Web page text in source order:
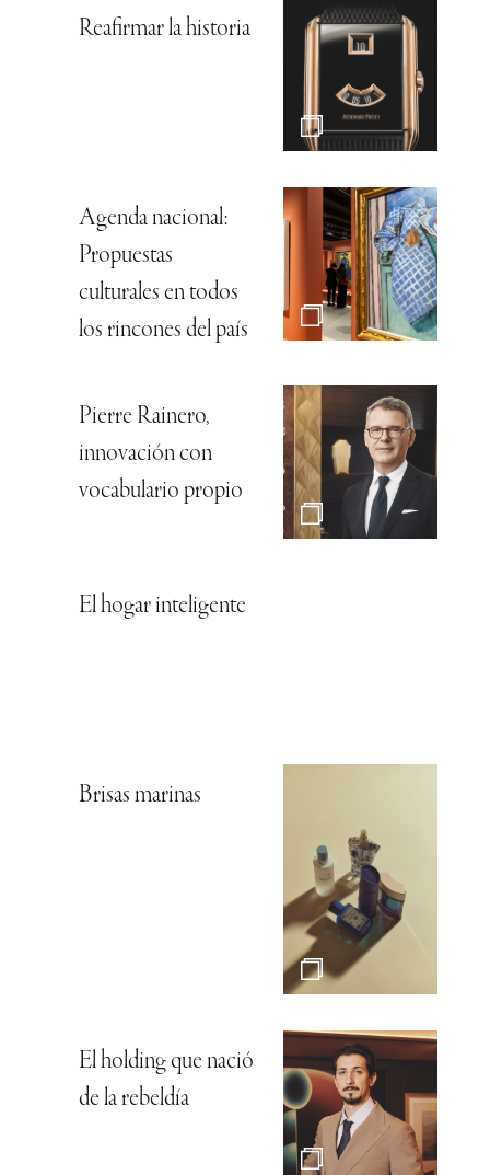
Reafirmar la historia
Agenda nacional:
Propuestas
culturales en todos
los rincones del país
Pierre Rainero,
innovación con
vocabulario propio
El hogar inteligente
Brisas marinas
El holding que nació
de la rebeldía